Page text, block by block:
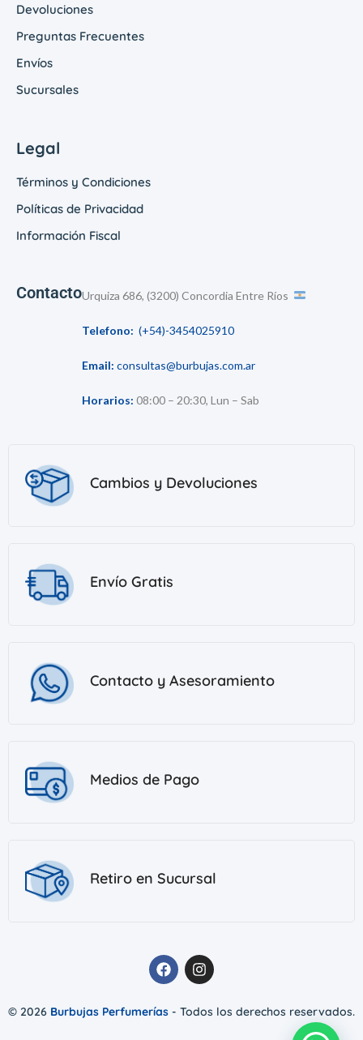
Devoluciones
Preguntas Frecuentes
Envíos
Sucursales
Legal
Términos y Condiciones
Políticas de Privacidad
Información Fiscal
ContactoUrquiza 686, (3200) Concordia Entre Ríos
Telefono: (+54)-3454025910
Email: consultas@burbujas.com.ar
Horarios: 08:00 – 20:30, Lun – Sab
Cambios y Devoluciones
Envío Gratis
Contacto y Asesoramiento
Medios de Pago
Retiro en Sucursal
© 2026 Burbujas Perfumerías - Todos los derechos reservados.